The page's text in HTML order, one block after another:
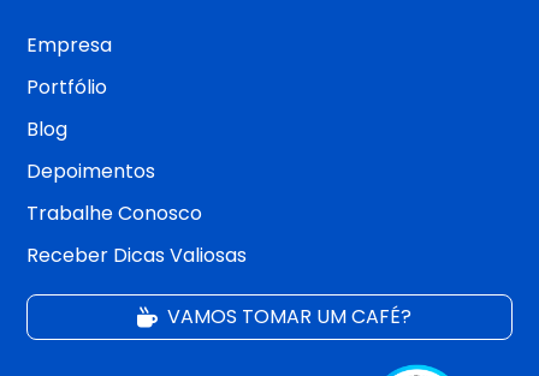
Empresa
Portfólio
Blog
Depoimentos
Trabalhe Conosco
Receber Dicas Valiosas
VAMOS TOMAR UM CAFÉ?